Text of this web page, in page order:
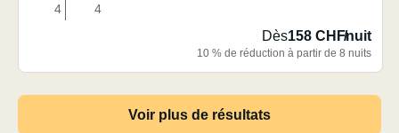
4 4
Dès158 CHF/nuit
10 % de réduction à partir de 8 nuits
Voir plus de résultats